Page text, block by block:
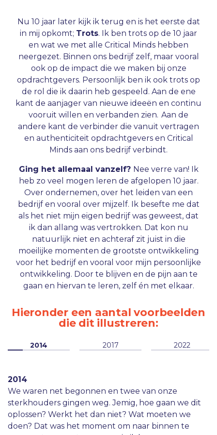
Nu 10 jaar later kijk ik terug en is het eerste dat
in mij opkomt; Trots. Ik ben trots op de 10 jaar
en wat we met alle Critical Minds hebben
neergezet. Binnen ons bedrijf zelf, maar vooral
ook op de impact die we maken bij onze
opdrachtgevers. Persoonlijk ben ik ook trots op
de rol die ik daarin heb gespeeld. Aan de ene
kant de aanjager van nieuwe ideeën en continu
vooruit willen en verbanden zien. Aan de
andere kant de verbinder die vanuit vertragen
en authenticiteit opdrachtgevers en Critical
Minds aan ons bedrijf verbindt.
Ging het allemaal vanzelf? Nee verre van! Ik
heb zo veel mogen leren de afgelopen 10 jaar.
Over ondernemen, over het leiden van een
bedrijf en vooral over mijzelf. Ik besefte me dat
als het niet mijn eigen bedrijf was geweest, dat
ik dan allang was vertrokken. Dat kon nu
natuurlijk niet en achteraf zit juist in die
moeilijke momenten de grootste ontwikkeling
voor het bedrijf en vooral voor mijn persoonlijke
ontwikkeling. Door te blijven en de pijn aan te
gaan en hiervan te leren, zelf én met elkaar.
Hieronder een aantal voorbeelden
die dit illustreren:
2014 2017 2022
2014
We waren net begonnen en twee van onze
sterkhouders gingen weg. Jemig, hoe gaan we dit
oplossen? Werkt het dan niet? Wat moeten we
doen? Dat was het moment om naar binnen te
2017
We waren een paar jaar onderweg, hadden net ons
nieuwe pand in Kamerik gekocht en werkten met
zelfsturende teams. De cijfers waren ook nog eens
goed, dus van de buitenkant leek het allemaal
2022
Het liep niet lekker, CM’ers waren ontevreden, zelf
haalde ik er niet echt plezier meer uit. Na vele
gesprekken kwamen we uiteindelijk uit op een
structuurverandering van onze organisatie. En op